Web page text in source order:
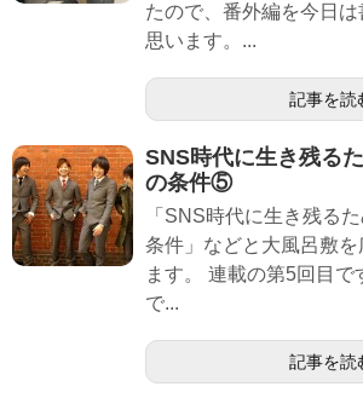
たので、番外編を今日
思います。...
記事を読
SNS時代に生き残る
の条件⑤
「SNS時代に生き残る
条件」などと大風呂敷を
ます。 連載の第5回目で
で...
記事を読